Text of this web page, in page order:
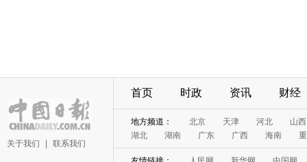
关于我们 联系我们
首页 时政 资讯 财经
地方频道： 北京 天津 河北
山西
湖北
湖南 广东 广西 海南